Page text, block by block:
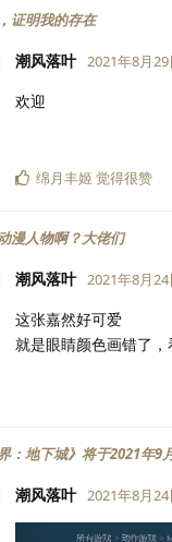
证明我的存在
潮风落叶 2021年8月29
欢迎
绵月丰姬 觉得很赞
漫人物啊？大佬们
潮风落叶 2021年8月24
这张嘉然好可爱
就是眼睛颜色画错了
：地下城》将于2021年
潮风落叶 2021年8月24